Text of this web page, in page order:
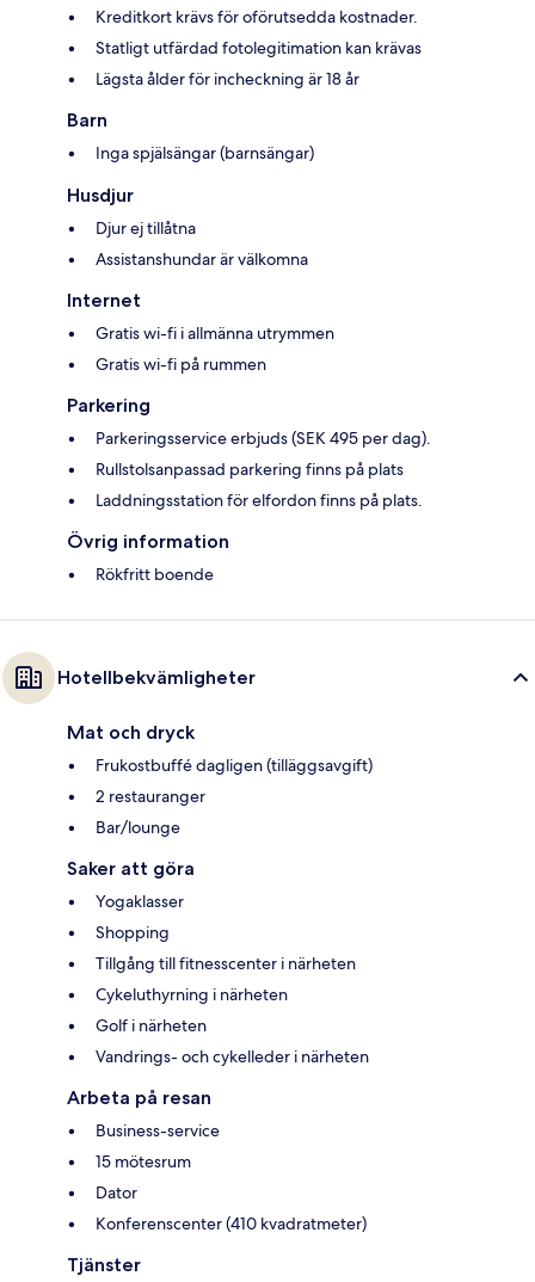
Kreditkort krävs för oförutsedda kostnader.
Statligt utfärdad fotolegitimation kan krävas
Lägsta ålder för incheckning är 18 år
Barn
Inga spjälsängar (barnsängar)
Husdjur
Djur ej tillåtna
Assistanshundar är välkomna
Internet
Gratis wi-fi i allmänna utrymmen
Gratis wi-fi på rummen
Parkering
Parkeringsservice erbjuds (SEK 495 per dag).
Rullstolsanpassad parkering finns på plats
Laddningsstation för elfordon finns på plats.
Övrig information
Rökfritt boende
Hotellbekvämligheter
Mat och dryck
Frukostbuffé dagligen (tilläggsavgift)
2 restauranger
Bar/lounge
Saker att göra
Yogaklasser
Shopping
Tillgång till fitnesscenter i närheten
Cykeluthyrning i närheten
Golf i närheten
Vandrings- och cykelleder i närheten
Arbeta på resan
Business-service
15 mötesrum
Dator
Konferenscenter (410 kvadratmeter)
Tjänster